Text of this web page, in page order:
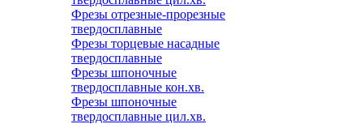
Фрезы отрезные-прорезные
твердосплавные
Фрезы торцевые насадные
твердосплавные
Фрезы шпоночные
твердосплавные кон.хв.
Фрезы шпоночные
твердосплавные цил.хв.